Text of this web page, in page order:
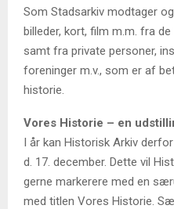
Som Stadsarkiv modtager
billeder, kort, film m.m. fra
samt fra private personer,
foreninger m.v., som er af
historie.
Vores Historie – en
I år kan Historisk Arkiv
d. 17. december. Dette vil
gerne markerere med en
med titlen Vores Historie.